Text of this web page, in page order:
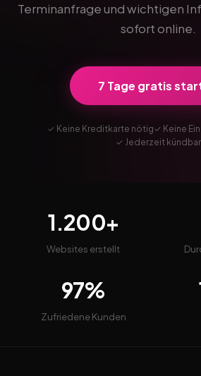
Terminanfrage und wichtigen
sofort online.
7 Tage gratis
✓ Keine Kreditkarte nötig✓ Keine
✓ Jederzeit kündbar
1.200+
Websites erstellt
97%
Zufriedene Kunden